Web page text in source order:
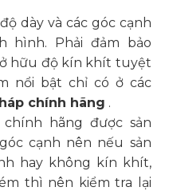
dày và các góc cạnh
hình. Phải đảm bảo
hữu độ kín khít tuyệt
nổi bật chỉ có ở các
chính hãng .
hãng được sản
cạnh nên nếu sản
hay không kín khít,
thì nên kiểm tra lại